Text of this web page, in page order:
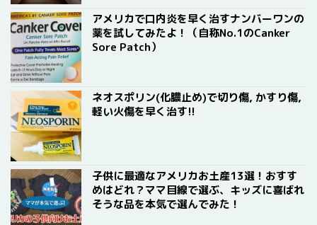
アメリカで口内炎を早く治すナンバーワンの
薬を試してみたよ！（自称No.1のCanker
Sore Patch）
ネオスポリン(化膿止め)で切り傷, かすり傷,
軽い火傷を早く治す!!
子供に最適なアメリカお土産13選！おすす
めはどれ？ママ目線で選ぶ、キッズに喜ばれ
そうな品を本気で選んでみた！